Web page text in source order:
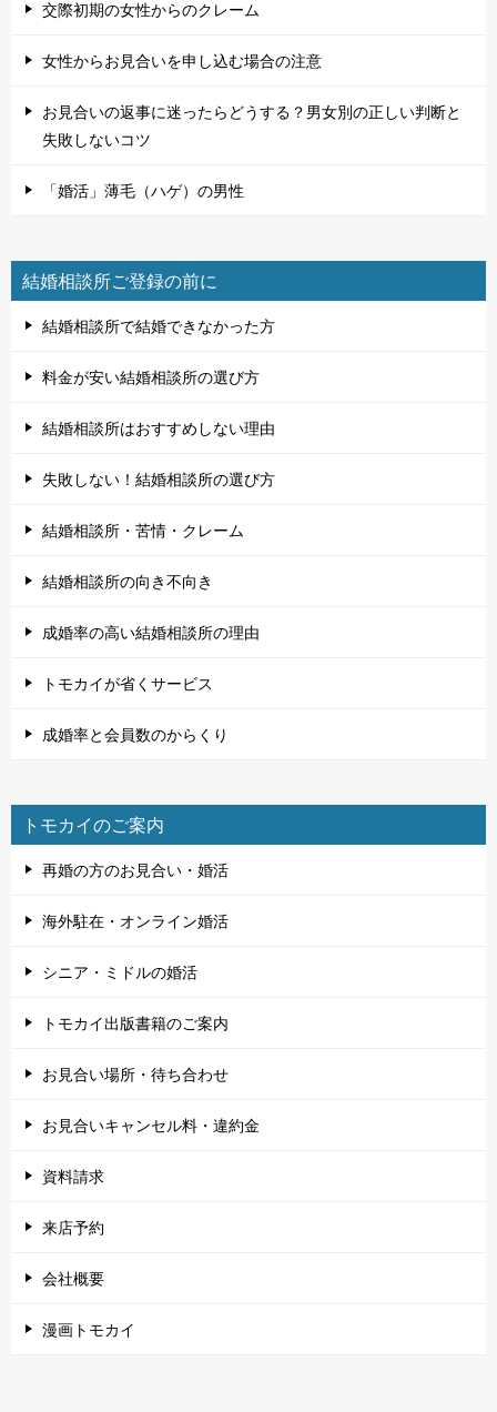
交際初期の女性からのクレーム
女性からお見合いを申し込む場合の注意
お見合いの返事に迷ったらどうする？男女別の正しい判断と
失敗しないコツ
「婚活」薄毛（ハゲ）の男性
結婚相談所ご登録の前に
結婚相談所で結婚できなかった方
料金が安い結婚相談所の選び方
結婚相談所はおすすめしない理由
失敗しない！結婚相談所の選び方
結婚相談所・苦情・クレーム
結婚相談所の向き不向き
成婚率の高い結婚相談所の理由
トモカイが省くサービス
成婚率と会員数のからくり
トモカイのご案内
再婚の方のお見合い・婚活
海外駐在・オンライン婚活
シニア・ミドルの婚活
トモカイ出版書籍のご案内
お見合い場所・待ち合わせ
お見合いキャンセル料・違約金
資料請求
来店予約
会社概要
漫画トモカイ